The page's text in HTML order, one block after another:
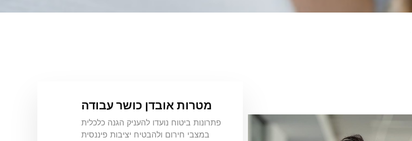
מטרות אובדן כושר עבודה
פתרונות ביטוח נועדו להעניק הגנה כלכלית
במצבי חירום ולהבטיח יציבות פיננסית